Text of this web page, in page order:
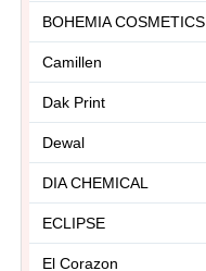
BOHEMIA COSMETICS
Camillen
Dak Print
Dewal
DIA CHEMICAL
ECLIPSE
El Corazon